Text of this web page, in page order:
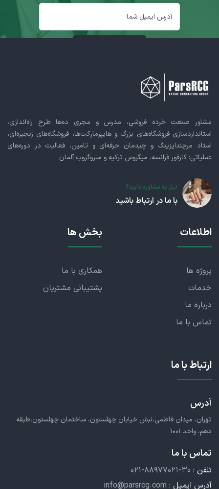
مشاور صنعت خرده فروشی، مدرس و مجری ده‌ها طرح راه‌اندازی،
استانداردسازی فروشگاه‌های بزرگ و هایپرمارکت‌ها، فروشگاه‌های زنجیره‌ای،
استاد مرچندایزینگ و چیدمان حرفه‌ای و تامین، فعالیت در دوره‌های
عملیاتی: کارفور فرانسه، میگروس ترکیه و متروگروپ آلمان
نیاز به مشاوره دارید؟
با ما در ارتباط باشید
اطلاعات
پروژه ها
خدمات
درباره ما
تماس با ما
بخش ها
همکاری با ما
پشتیبانی مشتریان
ارتباط با ما
آدرس
تهران، میدان فاطمی،نبش خیابان چهلستون، ساختمان چهلستون،طبقه
دهم، واحد ۱۰۰۱
تماس با ما
تلفن : ۰۲۱-۸۸۹۷۷۰۲۱-۳۰
آدرس ایمیل : info@parsrcg.com